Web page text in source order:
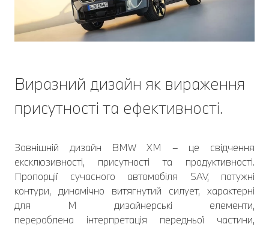
Виразний дизайн як вираження
присутності та ефективності.
Зовнішній дизайн BMW XM – це свідчення
ексклюзивності, присутності та продуктивності.
Пропорції сучасного автомобіля SAV, потужні
контури, динамічно витягнутий силует, характерні
для М дизайнерські елементи,
перероблена інтерпретація передньої частини,